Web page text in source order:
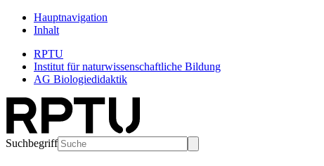
Hauptnavigation
Inhalt
RPTU
Institut für naturwissenschaftliche Bildung
AG Biologiedidaktik
Suchbegriff